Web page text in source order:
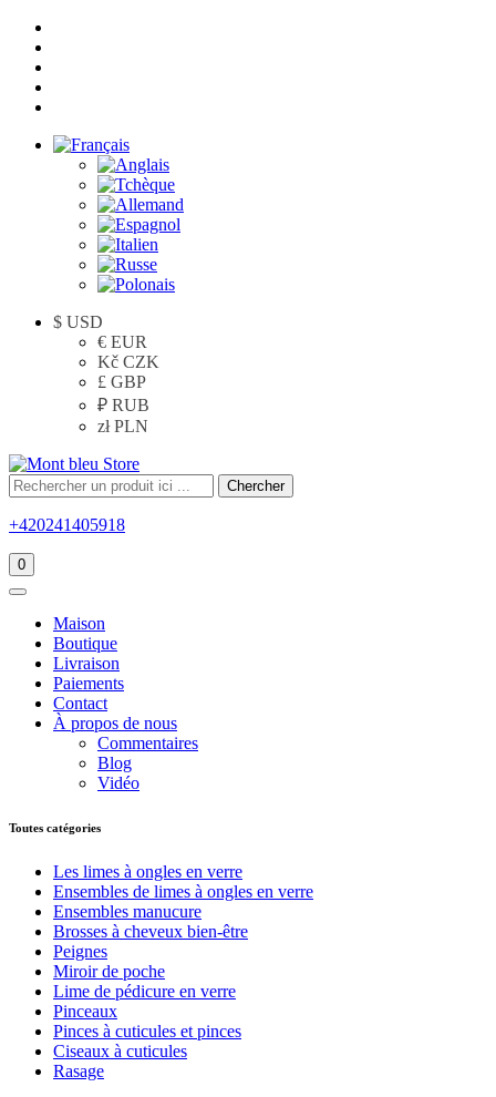
$ USD
€ EUR
Kč CZK
£ GBP
₽ RUB
zł PLN
Chercher
+420241405918
0
Maison
Boutique
Livraison
Paiements
Contact
À propos de nous
Commentaires
Blog
Vidéo
Toutes catégories
Les limes à ongles en verre
Ensembles de limes à ongles en verre
Ensembles manucure
Brosses à cheveux bien-être
Peignes
Miroir de poche
Lime de pédicure en verre
Pinceaux
Pinces à cuticules et pinces
Ciseaux à cuticules
Rasage